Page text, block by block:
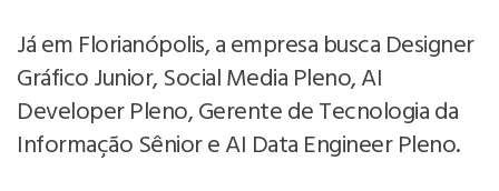
Já em Florianópolis, a empresa busca Designer
Gráfico Junior, Social Media Pleno, AI
Developer Pleno, Gerente de Tecnologia da
Informação Sênior e AI Data Engineer Pleno.